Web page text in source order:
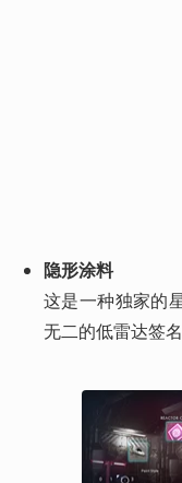
隐形涂料
这是一种独家的
无二的低雷达签名